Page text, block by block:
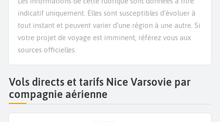
indicatif uniquement. Elles sont susceptibles d’évoluer à
tout instant et peuvent varier d’une région à une autre. Si
votre projet de voyage est imminent, référez vous aux
sources officielles.
Vols directs et tarifs Nice Varsovie par
compagnie aérienne